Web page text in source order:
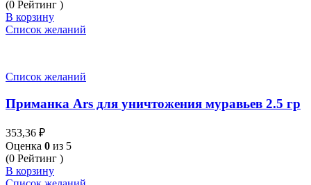
(0 Рейтинг )
В корзину
Список желаний
Список желаний
Приманка Ars для уничтожения муравьев 2.5 гр
353,36 ₽
Оценка 0 из 5
(0 Рейтинг )
В корзину